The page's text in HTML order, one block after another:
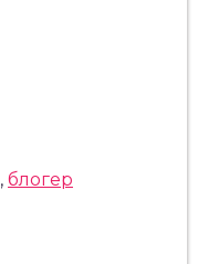
, блогер